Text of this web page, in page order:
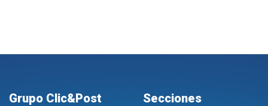
Grupo Clic&Post Secciones